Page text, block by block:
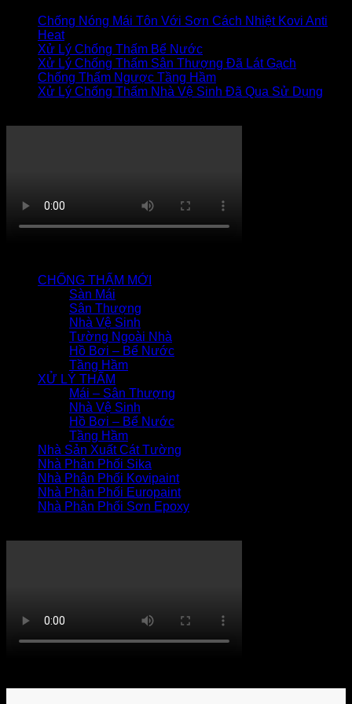
Chống Nóng Mái Tôn Với Sơn Cách Nhiệt Kovi Anti
Heat
Xử Lý Chống Thấm Bể Nước
Xử Lý Chống Thấm Sân Thượng Đã Lát Gạch
Chống Thấm Ngược Tầng Hầm
Xử Lý Chống Thấm Nhà Vệ Sinh Đã Qua Sử Dụng
CHỐNG THẤM MỚI
Sàn Mái
Sân Thượng
Nhà Vệ Sinh
Tường Ngoài Nhà
Hồ Bơi – Bể Nước
Tầng Hầm
XỬ LÝ THẤM
Mái – Sân Thượng
Nhà Vệ Sinh
Hồ Bơi – Bể Nước
Tầng Hầm
Nhà Sản Xuất Cát Tường
Nhà Phân Phối Sika
Nhà Phân Phối Kovipaint
Nhà Phân Phối Europaint
Nhà Phân Phối Sơn Epoxy